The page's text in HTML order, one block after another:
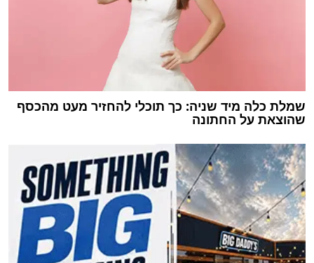
שמלת כלה מיד שניה: כך תוכלי להחזיר מעט מהכסף
שהוצאת על החתונה